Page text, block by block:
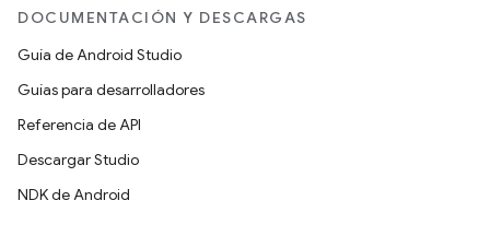
DOCUMENTACIÓN Y DESCARGAS
Guía de Android Studio
Guías para desarrolladores
Referencia de API
Descargar Studio
NDK de Android